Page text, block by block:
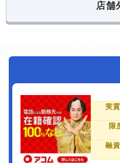
店舗
実
限
融